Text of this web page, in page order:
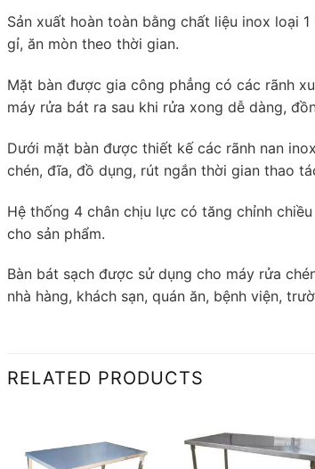
Sản xuất hoàn toàn bằng chất liệu inox loại
gỉ, ăn mòn theo thời gian.
Mặt bàn được gia công phẳng có các rãnh
máy rửa bát ra sau khi rửa xong dễ dàng,
Dưới mặt bàn được thiết kế các rãnh nan
chén, đĩa, đồ dụng, rút ngắn thời gian thao
Hệ thống 4 chân chịu lực có tăng chỉnh
cho sản phẩm.
Bàn bát sạch được sử dụng cho máy rửa
nhà hàng, khách sạn, quán ăn, bệnh viện,
RELATED PRODUCTS